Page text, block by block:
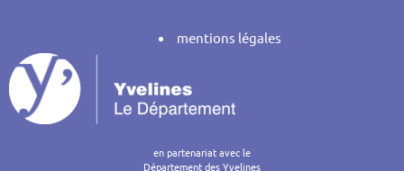
mentions légales
en partenariat avec le
Département des Yvelines